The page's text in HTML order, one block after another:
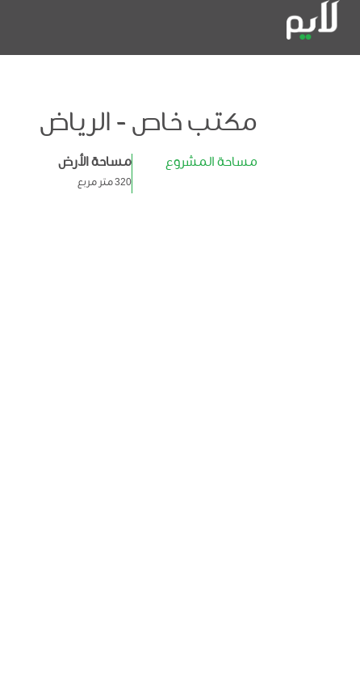
مكتب خاص - الرياض
مساحة المشروع مساحة الأرض
320 متر مربع